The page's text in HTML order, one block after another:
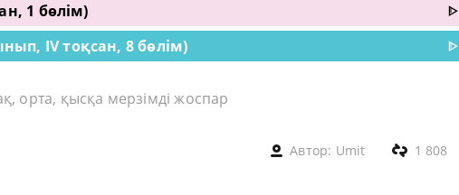
1 бөлім)
ᐈ
IV тоқсан, 8 бөлім)
ᐈ
қысқа мерзімді жоспар
Автор: Umit 1 808